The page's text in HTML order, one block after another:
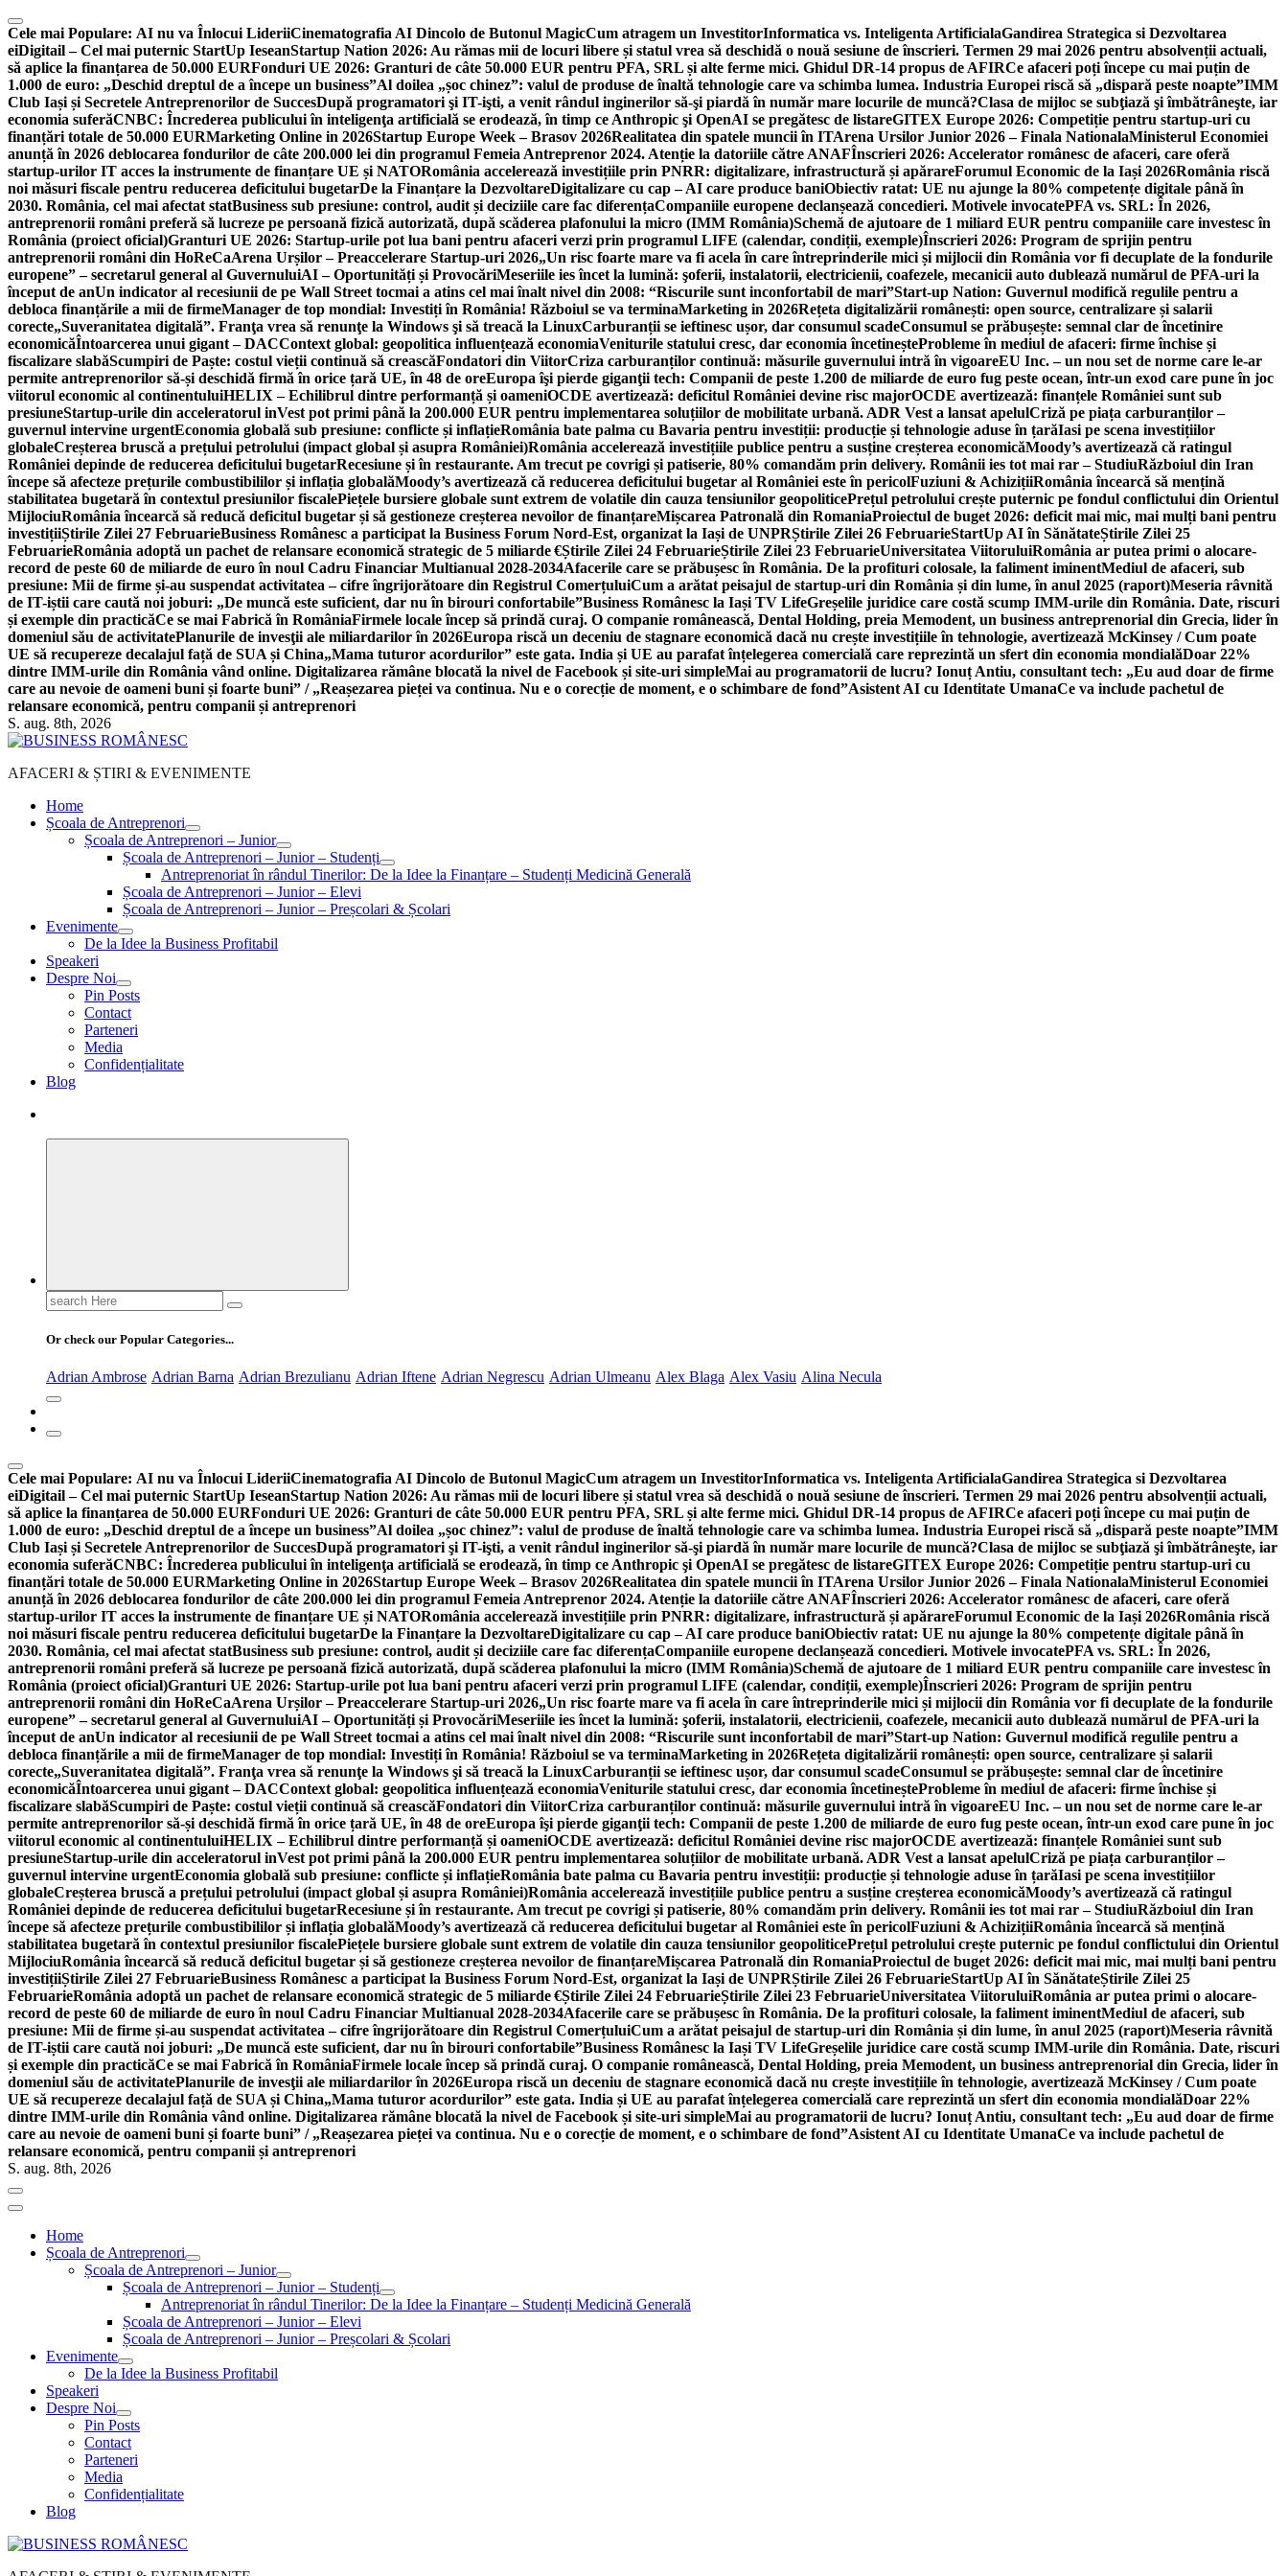
Skip
to
content
Cele mai Populare: AI nu va Înlocui LideriiCinematografia AI Dincolo de Butonul MagicCum atragem un InvestitorInformatica vs. Inteligenta ArtificialaGandirea Strategica si Dezvoltarea
eiDigitail – Cel mai puternic StartUp IeseanStartup Nation 2026: Au rămas mii de locuri libere și statul vrea să deschidă o nouă sesiune de înscrieri. Termen 29 mai 2026 pentru absolvenții actuali,
să aplice la finanțarea de 50.000 EURFonduri UE 2026: Granturi de câte 50.000 EUR pentru PFA, SRL și alte ferme mici. Ghidul DR-14 propus de AFIRCe afaceri poți începe cu mai puțin de
1.000 de euro: „Deschid dreptul de a începe un business”Al doilea „șoc chinez”: valul de produse de înaltă tehnologie care va schimba lumea. Industria Europei riscă să „dispară peste noapte”IMM
Club Iași și Secretele Antreprenorilor de SuccesDupă programatori şi IT-işti, a venit rândul inginerilor să-şi piardă în număr mare locurile de muncă?Clasa de mijloc se subţiază şi îmbătrâneşte, iar
economia suferăCNBC: Încrederea publicului în inteligenţa artificială se erodează, în timp ce Anthropic şi OpenAI se pregătesc de listareGITEX Europe 2026: Competiție pentru startup-uri cu
finanțări totale de 50.000 EURMarketing Online in 2026Startup Europe Week – Brasov 2026Realitatea din spatele muncii în ITArena Ursilor Junior 2026 – Finala NationalaMinisterul Economiei
anunță în 2026 deblocarea fondurilor de câte 200.000 lei din programul Femeia Antreprenor 2024. Atenție la datoriile către ANAFÎnscrieri 2026: Accelerator românesc de afaceri, care oferă
startup-urilor IT acces la instrumente de finanțare UE și NATORomânia accelerează investițiile prin PNRR: digitalizare, infrastructură și apărareForumul Economic de la Iași 2026România riscă
noi măsuri fiscale pentru reducerea deficitului bugetarDe la Finanțare la DezvoltareDigitalizare cu cap – AI care produce baniObiectiv ratat: UE nu ajunge la 80% competențe digitale până în
2030. România, cel mai afectat statBusiness sub presiune: control, audit și deciziile care fac diferențaCompaniile europene declanșează concedieri. Motivele invocatePFA vs. SRL: În 2026,
antreprenorii români preferă să lucreze pe persoană fizică autorizată, după scăderea plafonului la micro (IMM România)Schemă de ajutoare de 1 miliard EUR pentru companiile care investesc în
România (proiect oficial)Granturi UE 2026: Startup-urile pot lua bani pentru afaceri verzi prin programul LIFE (calendar, condiții, exemple)Înscrieri 2026: Program de sprijin pentru
antreprenorii români din HoReCaArena Urșilor – Preaccelerare Startup-uri 2026„Un risc foarte mare va fi acela în care întreprinderile mici și mijlocii din România vor fi decuplate de la fondurile
europene” – secretarul general al GuvernuluiAI – Oportunități și ProvocăriMeseriile ies încet la lumină: şoferii, instalatorii, electricienii, coafezele, mecanicii auto dublează numărul de PFA-uri la
început de anUn indicator al recesiunii de pe Wall Street tocmai a atins cel mai înalt nivel din 2008: “Riscurile sunt inconfortabil de mari”Start-up Nation: Guvernul modifică regulile pentru a
debloca finanțările a mii de firmeManager de top mondial: Investiți în România! Războiul se va terminaMarketing in 2026Rețeta digitalizării românești: open source, centralizare și salarii
corecte„Suveranitatea digitală”. Franţa vrea să renunţe la Windows şi să treacă la LinuxCarburanții se ieftinesc ușor, dar consumul scadeConsumul se prăbușește: semnal clar de încetinire
economicăÎntoarcerea unui gigant – DACContext global: geopolitica influențează economiaVeniturile statului cresc, dar economia încetineșteProbleme în mediul de afaceri: firme închise și
fiscalizare slabăScumpiri de Paște: costul vieții continuă să creascăFondatori din ViitorCriza carburanților continuă: măsurile guvernului intră în vigoareEU Inc. – un nou set de norme care le-ar
permite antreprenorilor să-și deschidă firmă în orice țară UE, în 48 de oreEuropa îşi pierde giganţii tech: Companii de peste 1.200 de miliarde de euro fug peste ocean, într-un exod care pune în joc
viitorul economic al continentuluiHELIX – Echilibrul dintre performanță și oameniOCDE avertizează: deficitul României devine risc majorOCDE avertizează: finanțele României sunt sub
presiuneStartup-urile din acceleratorul inVest pot primi până la 200.000 EUR pentru implementarea soluțiilor de mobilitate urbană. ADR Vest a lansat apelulCriză pe piața carburanților –
guvernul intervine urgentEconomia globală sub presiune: conflicte și inflațieRomânia bate palma cu Bavaria pentru investiții: producție și tehnologie aduse în țarăIasi pe scena investițiilor
globaleCreșterea bruscă a prețului petrolului (impact global și asupra României)România accelerează investițiile publice pentru a susține creșterea economicăMoody’s avertizează că ratingul
României depinde de reducerea deficitului bugetarRecesiune și în restaurante. Am trecut pe covrigi și patiserie, 80% comandăm prin delivery. Românii ies tot mai rar – StudiuRăzboiul din Iran
începe să afecteze prețurile combustibililor și inflația globalăMoody’s avertizează că reducerea deficitului bugetar al României este în pericolFuziuni & AchizițiiRomânia încearcă să mențină
stabilitatea bugetară în contextul presiunilor fiscalePiețele bursiere globale sunt extrem de volatile din cauza tensiunilor geopoliticePrețul petrolului crește puternic pe fondul conflictului din Orientul
MijlociuRomânia încearcă să reducă deficitul bugetar și să gestioneze creșterea nevoilor de finanțareMișcarea Patronală din RomaniaProiectul de buget 2026: deficit mai mic, mai mulți bani pentru
investițiiȘtirile Zilei 27 FebruarieBusiness Românesc a participat la Business Forum Nord-Est, organizat la Iași de UNPRȘtirile Zilei 26 FebruarieStartUp AI în SănătateȘtirile Zilei 25
FebruarieRomânia adoptă un pachet de relansare economică strategic de 5 miliarde €Știrile Zilei 24 FebruarieȘtirile Zilei 23 FebruarieUniversitatea ViitoruluiRomânia ar putea primi o alocare-
record de peste 60 de miliarde de euro în noul Cadru Financiar Multianual 2028-2034Afacerile care se prăbușesc în România. De la profituri colosale, la faliment iminentMediul de afaceri, sub
presiune: Mii de firme și-au suspendat activitatea – cifre îngrijorătoare din Registrul ComerțuluiCum a arătat peisajul de startup-uri din România și din lume, în anul 2025 (raport)Meseria râvnită
de IT-iștii care caută noi joburi: „De muncă este suficient, dar nu în birouri confortabile”Business Românesc la Iași TV LifeGreșelile juridice care costă scump IMM-urile din România. Date, riscuri
și exemple din practicăCe se mai Fabrică în RomâniaFirmele locale încep să prindă curaj. O companie românească, Dental Holding, preia Memodent, un business antreprenorial din Grecia, lider în
domeniul său de activitatePlanurile de invesţii ale miliardarilor în 2026Europa riscă un deceniu de stagnare economică dacă nu crește investițiile în tehnologie, avertizează McKinsey / Cum poate
UE să recupereze decalajul față de SUA și China„Mama tuturor acordurilor” este gata. India și UE au parafat înțelegerea comercială care reprezintă un sfert din economia mondialăDoar 22%
dintre IMM-urile din România vând online. Digitalizarea rămâne blocată la nivel de Facebook și site-uri simpleMai au programatorii de lucru? Ionuț Antiu, consultant tech: „Eu aud doar de firme
care au nevoie de oameni buni și foarte buni” / „Reașezarea pieței va continua. Nu e o corecție de moment, e o schimbare de fond”Asistent AI cu Identitate UmanaCe va include pachetul de
relansare economică, pentru companii și antreprenori
S. aug. 8th, 2026
AFACERI & ȘTIRI & EVENIMENTE
Home
Școala de Antreprenori
Școala de Antreprenori – Junior
Școala de Antreprenori – Junior – Studenți
Antreprenoriat în rândul Tinerilor: De la Idee la Finanțare – Studenți Medicină Generală
Școala de Antreprenori – Junior – Elevi
Școala de Antreprenori – Junior – Preșcolari & Școlari
Evenimente
De la Idee la Business Profitabil
Speakeri
Despre Noi
Pin Posts
Contact
Parteneri
Media
Confidențialitate
Blog
Search
for:
Or check our Popular Categories...
Adrian Ambrose Adrian Barna Adrian Brezulianu Adrian Iftene Adrian Negrescu Adrian Ulmeanu Alex Blaga Alex Vasiu Alina Necula
Cele mai Populare: AI nu va Înlocui LideriiCinematografia AI Dincolo de Butonul MagicCum atragem un InvestitorInformatica vs. Inteligenta ArtificialaGandirea Strategica si Dezvoltarea
eiDigitail – Cel mai puternic StartUp IeseanStartup Nation 2026: Au rămas mii de locuri libere și statul vrea să deschidă o nouă sesiune de înscrieri. Termen 29 mai 2026 pentru absolvenții actuali,
să aplice la finanțarea de 50.000 EURFonduri UE 2026: Granturi de câte 50.000 EUR pentru PFA, SRL și alte ferme mici. Ghidul DR-14 propus de AFIRCe afaceri poți începe cu mai puțin de
1.000 de euro: „Deschid dreptul de a începe un business”Al doilea „șoc chinez”: valul de produse de înaltă tehnologie care va schimba lumea. Industria Europei riscă să „dispară peste noapte”IMM
Club Iași și Secretele Antreprenorilor de SuccesDupă programatori şi IT-işti, a venit rândul inginerilor să-şi piardă în număr mare locurile de muncă?Clasa de mijloc se subţiază şi îmbătrâneşte, iar
economia suferăCNBC: Încrederea publicului în inteligenţa artificială se erodează, în timp ce Anthropic şi OpenAI se pregătesc de listareGITEX Europe 2026: Competiție pentru startup-uri cu
finanțări totale de 50.000 EURMarketing Online in 2026Startup Europe Week – Brasov 2026Realitatea din spatele muncii în ITArena Ursilor Junior 2026 – Finala NationalaMinisterul Economiei
anunță în 2026 deblocarea fondurilor de câte 200.000 lei din programul Femeia Antreprenor 2024. Atenție la datoriile către ANAFÎnscrieri 2026: Accelerator românesc de afaceri, care oferă
startup-urilor IT acces la instrumente de finanțare UE și NATORomânia accelerează investițiile prin PNRR: digitalizare, infrastructură și apărareForumul Economic de la Iași 2026România riscă
noi măsuri fiscale pentru reducerea deficitului bugetarDe la Finanțare la DezvoltareDigitalizare cu cap – AI care produce baniObiectiv ratat: UE nu ajunge la 80% competențe digitale până în
2030. România, cel mai afectat statBusiness sub presiune: control, audit și deciziile care fac diferențaCompaniile europene declanșează concedieri. Motivele invocatePFA vs. SRL: În 2026,
antreprenorii români preferă să lucreze pe persoană fizică autorizată, după scăderea plafonului la micro (IMM România)Schemă de ajutoare de 1 miliard EUR pentru companiile care investesc în
România (proiect oficial)Granturi UE 2026: Startup-urile pot lua bani pentru afaceri verzi prin programul LIFE (calendar, condiții, exemple)Înscrieri 2026: Program de sprijin pentru
antreprenorii români din HoReCaArena Urșilor – Preaccelerare Startup-uri 2026„Un risc foarte mare va fi acela în care întreprinderile mici și mijlocii din România vor fi decuplate de la fondurile
europene” – secretarul general al GuvernuluiAI – Oportunități și ProvocăriMeseriile ies încet la lumină: şoferii, instalatorii, electricienii, coafezele, mecanicii auto dublează numărul de PFA-uri la
început de anUn indicator al recesiunii de pe Wall Street tocmai a atins cel mai înalt nivel din 2008: “Riscurile sunt inconfortabil de mari”Start-up Nation: Guvernul modifică regulile pentru a
debloca finanțările a mii de firmeManager de top mondial: Investiți în România! Războiul se va terminaMarketing in 2026Rețeta digitalizării românești: open source, centralizare și salarii
corecte„Suveranitatea digitală”. Franţa vrea să renunţe la Windows şi să treacă la LinuxCarburanții se ieftinesc ușor, dar consumul scadeConsumul se prăbușește: semnal clar de încetinire
economicăÎntoarcerea unui gigant – DACContext global: geopolitica influențează economiaVeniturile statului cresc, dar economia încetineșteProbleme în mediul de afaceri: firme închise și
fiscalizare slabăScumpiri de Paște: costul vieții continuă să creascăFondatori din ViitorCriza carburanților continuă: măsurile guvernului intră în vigoareEU Inc. – un nou set de norme care le-ar
permite antreprenorilor să-și deschidă firmă în orice țară UE, în 48 de oreEuropa îşi pierde giganţii tech: Companii de peste 1.200 de miliarde de euro fug peste ocean, într-un exod care pune în joc
viitorul economic al continentuluiHELIX – Echilibrul dintre performanță și oameniOCDE avertizează: deficitul României devine risc majorOCDE avertizează: finanțele României sunt sub
presiuneStartup-urile din acceleratorul inVest pot primi până la 200.000 EUR pentru implementarea soluțiilor de mobilitate urbană. ADR Vest a lansat apelulCriză pe piața carburanților –
guvernul intervine urgentEconomia globală sub presiune: conflicte și inflațieRomânia bate palma cu Bavaria pentru investiții: producție și tehnologie aduse în țarăIasi pe scena investițiilor
globaleCreșterea bruscă a prețului petrolului (impact global și asupra României)România accelerează investițiile publice pentru a susține creșterea economicăMoody’s avertizează că ratingul
României depinde de reducerea deficitului bugetarRecesiune și în restaurante. Am trecut pe covrigi și patiserie, 80% comandăm prin delivery. Românii ies tot mai rar – StudiuRăzboiul din Iran
începe să afecteze prețurile combustibililor și inflația globalăMoody’s avertizează că reducerea deficitului bugetar al României este în pericolFuziuni & AchizițiiRomânia încearcă să mențină
stabilitatea bugetară în contextul presiunilor fiscalePiețele bursiere globale sunt extrem de volatile din cauza tensiunilor geopoliticePrețul petrolului crește puternic pe fondul conflictului din Orientul
MijlociuRomânia încearcă să reducă deficitul bugetar și să gestioneze creșterea nevoilor de finanțareMișcarea Patronală din RomaniaProiectul de buget 2026: deficit mai mic, mai mulți bani pentru
investițiiȘtirile Zilei 27 FebruarieBusiness Românesc a participat la Business Forum Nord-Est, organizat la Iași de UNPRȘtirile Zilei 26 FebruarieStartUp AI în SănătateȘtirile Zilei 25
FebruarieRomânia adoptă un pachet de relansare economică strategic de 5 miliarde €Știrile Zilei 24 FebruarieȘtirile Zilei 23 FebruarieUniversitatea ViitoruluiRomânia ar putea primi o alocare-
record de peste 60 de miliarde de euro în noul Cadru Financiar Multianual 2028-2034Afacerile care se prăbușesc în România. De la profituri colosale, la faliment iminentMediul de afaceri, sub
presiune: Mii de firme și-au suspendat activitatea – cifre îngrijorătoare din Registrul ComerțuluiCum a arătat peisajul de startup-uri din România și din lume, în anul 2025 (raport)Meseria râvnită
de IT-iștii care caută noi joburi: „De muncă este suficient, dar nu în birouri confortabile”Business Românesc la Iași TV LifeGreșelile juridice care costă scump IMM-urile din România. Date, riscuri
și exemple din practicăCe se mai Fabrică în RomâniaFirmele locale încep să prindă curaj. O companie românească, Dental Holding, preia Memodent, un business antreprenorial din Grecia, lider în
domeniul său de activitatePlanurile de invesţii ale miliardarilor în 2026Europa riscă un deceniu de stagnare economică dacă nu crește investițiile în tehnologie, avertizează McKinsey / Cum poate
UE să recupereze decalajul față de SUA și China„Mama tuturor acordurilor” este gata. India și UE au parafat înțelegerea comercială care reprezintă un sfert din economia mondialăDoar 22%
dintre IMM-urile din România vând online. Digitalizarea rămâne blocată la nivel de Facebook și site-uri simpleMai au programatorii de lucru? Ionuț Antiu, consultant tech: „Eu aud doar de firme
care au nevoie de oameni buni și foarte buni” / „Reașezarea pieței va continua. Nu e o corecție de moment, e o schimbare de fond”Asistent AI cu Identitate UmanaCe va include pachetul de
relansare economică, pentru companii și antreprenori
S. aug. 8th, 2026
Home
Școala de Antreprenori
Școala de Antreprenori – Junior
Școala de Antreprenori – Junior – Studenți
Antreprenoriat în rândul Tinerilor: De la Idee la Finanțare – Studenți Medicină Generală
Școala de Antreprenori – Junior – Elevi
Școala de Antreprenori – Junior – Preșcolari & Școlari
Evenimente
De la Idee la Business Profitabil
Speakeri
Despre Noi
Pin Posts
Contact
Parteneri
Media
Confidențialitate
Blog